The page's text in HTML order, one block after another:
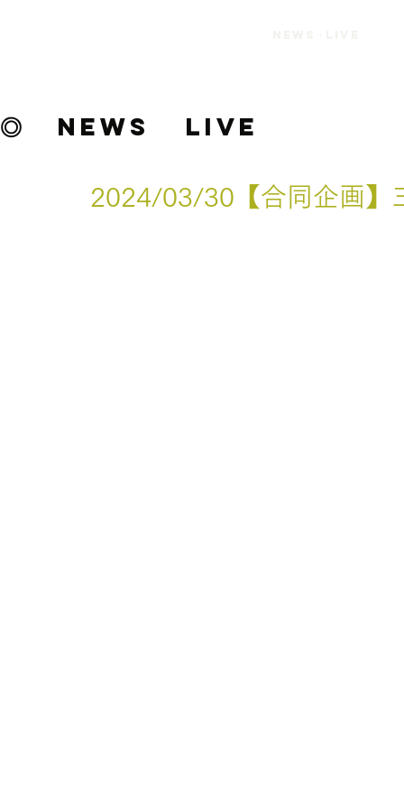
◎ NEWS LIVE
2024/03/30【合同企画】